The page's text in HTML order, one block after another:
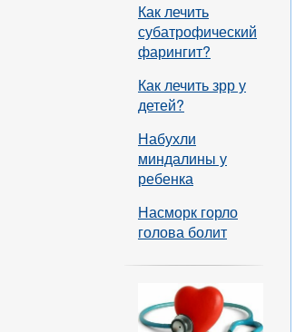
Как лечить
субатрофический
фарингит?
Как лечить зрр у
детей?
Набухли
миндалины у
ребенка
Насморк горло
голова болит